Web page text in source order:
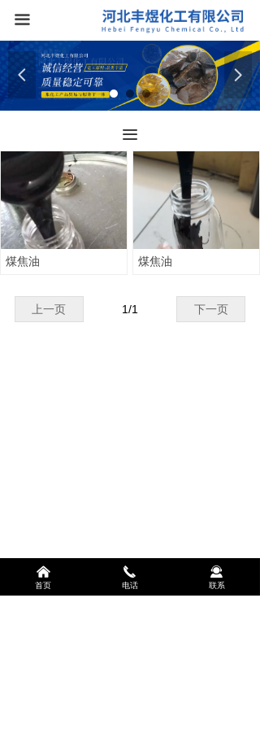
넳 넲
끀
首页
关于我们
产品中心
设备展示
荣誉资质
新闻中心
煤焦油 煤焦油
上一页 下一页
1/1
끀
낀
首页
끅
电话
끤
联系